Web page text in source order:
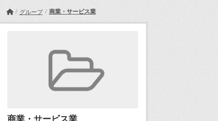
グループ 商業・サービス業